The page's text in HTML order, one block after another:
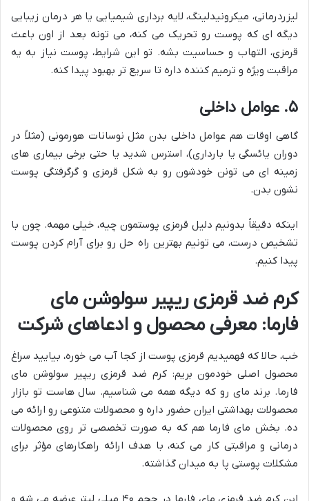
لیزردرمانی، میکرونیدلینگ، لایه برداری شیمیایی یا هر درمان زیبایی
دیگه ای که پوست رو تحریک می کنه، می تونه بعد از اون باعث
قرمزی، التهاب و حساسیت بشه. تو این شرایط، پوست نیاز به یه
مراقبت ویژه و ترمیم کننده داره تا سریع تر بهبود پیدا کنه.
۵. عوامل داخلی
گاهی اوقات هم عوامل داخلی بدن مثل نوسانات هورمونی (مثلاً در
دوران یائسگی یا بارداری)، استرس شدید یا حتی برخی بیماری های
زمینه ای می تونن خودشون رو به شکل قرمزی و گرگرفتگی پوست
نشون بدن.
اینکه دقیقاً بدونیم دلیل قرمزی پوستمون چیه، خیلی مهمه. چون با
تشخیص درست، می تونیم بهترین راه حل رو برای آرام کردن پوست
پیدا کنیم.
کرم ضد قرمزی ریپیر سولوشن مای
فارما: معرفی محصول و ادعاهای شرکت
خب، حالا که فهمیدیم قرمزی پوست از کجا آب می خوره، بیایید سراغ
محصول اصلی خودمون بریم: کرم ضد قرمزی ریپیر سولوشن مای
فارما. برند مای رو که دیگه همه می شناسیم. سال هاست تو بازار
محصولات بهداشتی ایران حضور داره و محصولات متنوعی رو ارائه می
ده. بخش مای فارما هم که به صورت تخصصی تر روی محصولات
درمانی و مراقبتی کار می کنه، با هدف ارائه راهکارهای مؤثر برای
مشکلات پوستی پا به میدان گذاشته.